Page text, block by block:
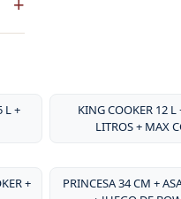
L +
KING COOKER 12 L
LITROS + MAX
+
PRINCESA 34 CM +